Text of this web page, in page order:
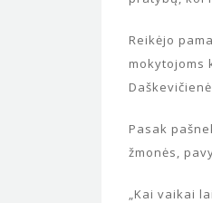
Reikėjo
mokytojoms
Pasak
žmonės,
„Kai vaikai